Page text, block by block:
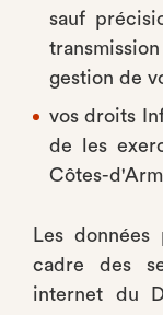
sauf
gestion de
vos droits
de les
Côtes-
Les données
cadre des
internet du